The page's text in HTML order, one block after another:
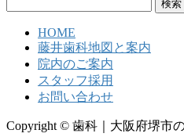
HOME
藤井歯科地図と案内
院内のご案内
スタッフ採用
お問い合わせ
Copyright © 歯科｜大阪府堺市